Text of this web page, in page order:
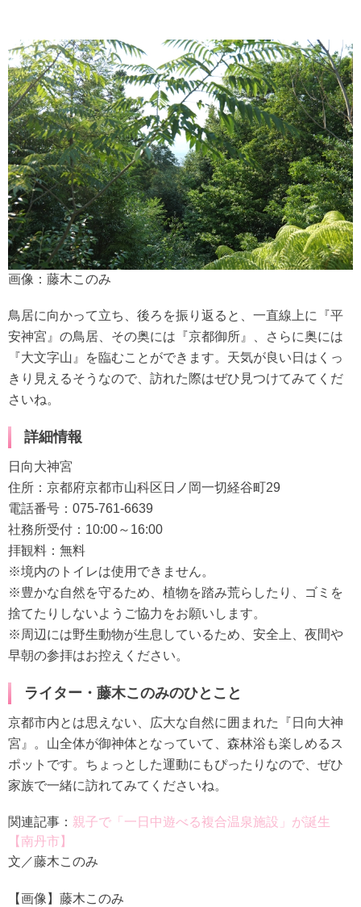
画像：藤木このみ
鳥居に向かって立ち、後ろを振り返ると、一直線上に『平
安神宮』の鳥居、その奥には『京都御所』、さらに奥には
『大文字山』を臨むことができます。天気が良い日はくっ
きり見えるそうなので、訪れた際はぜひ見つけてみてくだ
さいね。
詳細情報
日向大神宮
住所：京都府京都市山科区日ノ岡一切経谷町29
電話番号：075-761-6639
社務所受付：10:00～16:00
拝観料：無料
※境内のトイレは使用できません。
※豊かな自然を守るため、植物を踏み荒らしたり、ゴミを
捨てたりしないようご協力をお願いします。
※周辺には野生動物が生息しているため、安全上、夜間や
早朝の参拝はお控えください。
ライター・藤木このみのひとこと
京都市内とは思えない、広大な自然に囲まれた『日向大神
宮』。山全体が御神体となっていて、森林浴も楽しめるス
ポットです。ちょっとした運動にもぴったりなので、ぜひ
家族で一緒に訪れてみてくださいね。
関連記事： 親子で「一日中遊べる複合温泉施設」が誕生
【南丹市】
文／藤木このみ
【画像】藤木このみ